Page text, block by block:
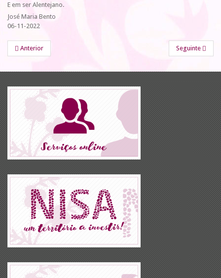
E em ser Alentejano.
José Maria Bento
06-11-2022
Anterior Seguinte